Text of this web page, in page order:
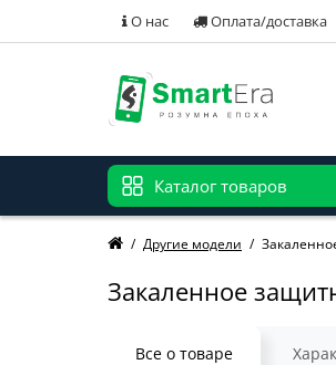
О нас Оплата/доставка
Каталог товаров
Другие модели
Закаленное
Все о товаре